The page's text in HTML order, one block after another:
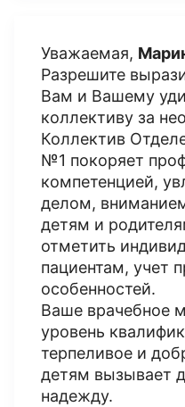
Уважаемая,
Разрешите
Вам и Вашему
коллективу за
Коллектив
№1 покоряет
компетенцией,
делом,
детям и
отметить
пациентам, учет
особенностей.
Ваше врачебное
уровень
терпеливое и
детям вызывает
надежду.